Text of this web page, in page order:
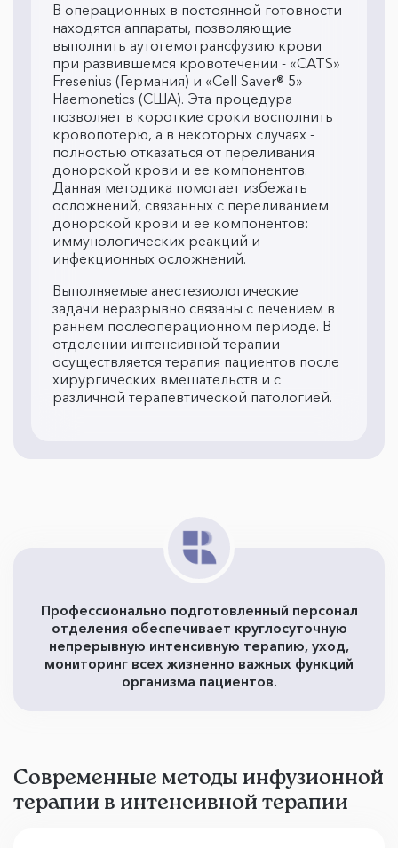
В операционных в постоянной готовности
находятся аппараты, позволяющие
выполнить аутогемотрансфузию крови
при развившемся кровотечении - «CATS»
Fresenius (Германия) и «Cell Saver® 5»
Haemonetics (США). Эта процедура
позволяет в короткие сроки восполнить
кровопотерю, а в некоторых случаях -
полностью отказаться от переливания
донорской крови и ее компонентов.
Данная методика помогает избежать
осложнений, связанных с переливанием
донорской крови и ее компонентов:
иммунологических реакций и
инфекционных осложнений.
Выполняемые анестезиологические
задачи неразрывно связаны с лечением в
раннем послеоперационном периоде. В
отделении интенсивной терапии
осуществляется терапия пациентов после
хирургических вмешательств и с
различной терапевтической патологией.
Профессионально подготовленный персонал
отделения обеспечивает круглосуточную
непрерывную интенсивную терапию, уход,
мониторинг всех жизненно важных функций
организма пациентов.
Современные методы инфузионной
терапии в интенсивной терапии